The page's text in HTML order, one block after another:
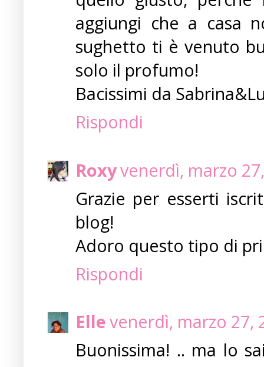
aggiungi che a casa
sughetto ti è venuto
solo il profumo!
Bacissimi da
Rispondi
Roxyvenerdì, marzo
Grazie per esserti
blog!
Adoro questo tipo di
Rispondi
Ellevenerdì, marzo 27,
Buonissima! .. ma lo